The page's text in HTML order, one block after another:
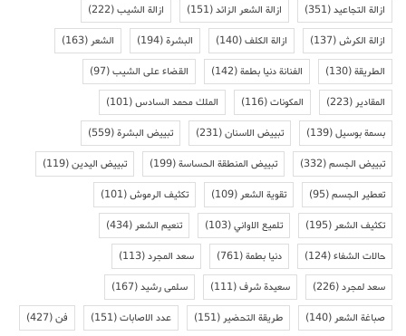
ازالة التجاعيد(351) ازالة الشعر الزائد(151) ازالة الشيب(222)
ازالة الكرش(137) ازالة الكلف(140) البشرة(194) الشعر(163)
الطريقة(130) الفنانة دنيا بطمة(142) القضاء على الشيب(97)
المقادير(223) المكونات(116) الملك محمد السادس(101)
بسمة بوسيل(139) تبييض الاسنان(231) تبييض البشرة(559)
تبييض الجسم(332) تبييض المنطقة الحساسة(199) تبييض اليدين(119)
تعطير الجسم(95) تقوية الشعر(109) تكثيف الرموش(101)
تكثيف الشعر(195) تلميع الاواني(103) تنعيم الشعر(434)
حالات الشفاء(124) دنيا بطمة(761) سعد المجرد(113)
سعد لمجرد(226) سعيدة شرف(111) سلمى رشيد(167)
صباغة الشعر(140) طريقة التحضير(151) عدد الاصابات(151) فن(427)